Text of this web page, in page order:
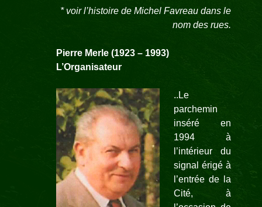
* voir l’histoire de Michel Favreau dans le
nom des rues.
Pierre Merle (1923 –1993)
L’Organisateur
..Le
parchemin
inséré en
1994 à
l’intérieur du
signal érigé à
l’entrée de la
Cité, à